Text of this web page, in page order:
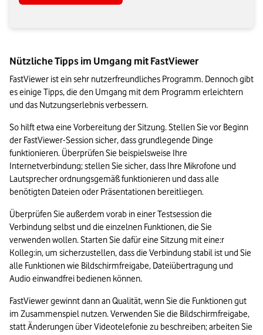
Nützliche Tipps im Umgang mit FastViewer
FastViewer ist ein sehr nutzerfreundliches Programm. Dennoch gibt
es einige Tipps, die den Umgang mit dem Programm erleichtern
und das Nutzungserlebnis verbessern.
So hilft etwa eine Vorbereitung der Sitzung. Stellen Sie vor Beginn
der FastViewer-Session sicher, dass grundlegende Dinge
funktionieren. Überprüfen Sie beispielsweise Ihre
Internetverbindung; stellen Sie sicher, dass Ihre Mikrofone und
Lautsprecher ordnungsgemäß funktionieren und dass alle
benötigten Dateien oder Präsentationen bereitliegen.
Überprüfen Sie außerdem vorab in einer Testsession die
Verbindung selbst und die einzelnen Funktionen, die Sie
verwenden wollen. Starten Sie dafür eine Sitzung mit eine:r
Kolleg:in, um sicherzustellen, dass die Verbindung stabil ist und Sie
alle Funktionen wie Bildschirmfreigabe, Dateiübertragung und
Audio einwandfrei bedienen können.
FastViewer gewinnt dann an Qualität, wenn Sie die Funktionen gut
im Zusammenspiel nutzen. Verwenden Sie die Bildschirmfreigabe,
statt Änderungen über Videotelefonie zu beschreiben; arbeiten Sie